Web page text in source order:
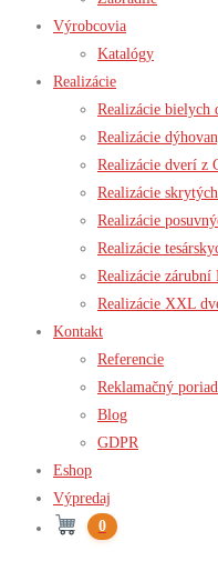
Výrobcovia
Katalógy
Realizácie
Realizácie bielych
Realizácie
Realizácie dverí z
Realizácie
Realizácie
Realizácie
Realizácie zárubní
Realizácie XXL
Kontakt
Referencie
Reklamačný
Blog
GDPR
Eshop
Výpredaj
0